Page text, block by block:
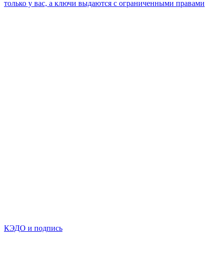
только у вас, а ключи выдаются с ограниченными правами
КЭДО и подпись